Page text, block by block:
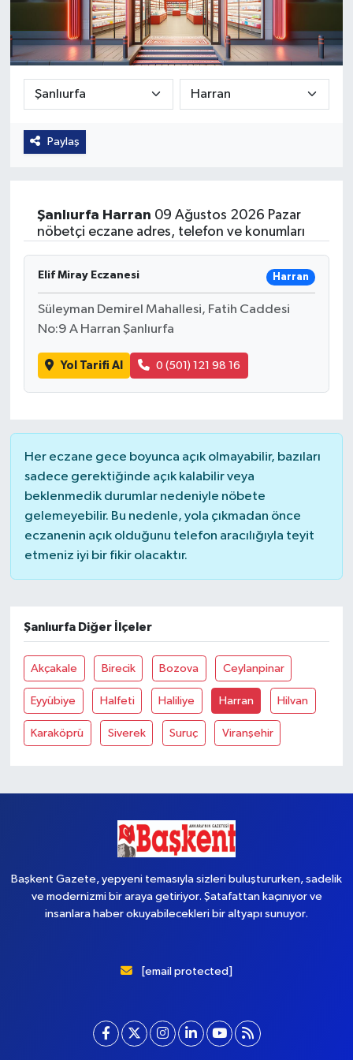
Paylaş
Şanlıurfa Harran 09 Ağustos 2026 Pazar
nöbetçi eczane adres, telefon ve konumları
Elif Miray Eczanesi Harran
Süleyman Demirel Mahallesi, Fatih Caddesi
No:9 A Harran Şanlıurfa
Yol Tarifi Al 0 (501) 121 98 16
Her eczane gece boyunca açık olmayabilir, bazıları
sadece gerektiğinde açık kalabilir veya
beklenmedik durumlar nedeniyle nöbete
gelemeyebilir. Bu nedenle, yola çıkmadan önce
eczanenin açık olduğunu telefon aracılığıyla teyit
etmeniz iyi bir fikir olacaktır.
Şanlıurfa Diğer İlçeler
Akçakale Birecik Bozova Ceylanpinar
Eyyübiye Halfeti Haliliye Harran Hilvan
Karaköprü Siverek Suruç Viranşehir
Başkent Gazete, yepyeni temasıyla sizleri buluştururken, sadelik
ve modernizmi bir araya getiriyor. Şatafattan kaçınıyor ve
insanlara haber okuyabilecekleri bir altyapı sunuyor.
[email protected]
Güvenlik
Kültür-Sanat
Magazin
Özel Haber
Sağlık
Siyaset
Spor
Teknoloji
Yaşam